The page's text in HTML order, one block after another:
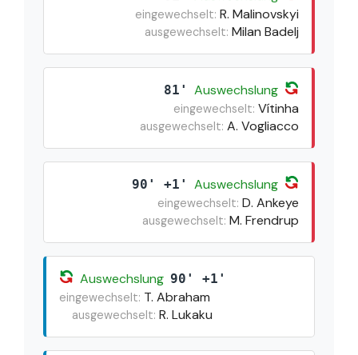
eingewechselt: R. Malinovskyi
ausgewechselt: Milan Badelj
81' Auswechslung
eingewechselt: Vítinha
ausgewechselt: A. Vogliacco
90' +1' Auswechslung
eingewechselt: D. Ankeye
ausgewechselt: M. Frendrup
Auswechslung 90' +1'
eingewechselt: T. Abraham
ausgewechselt: R. Lukaku